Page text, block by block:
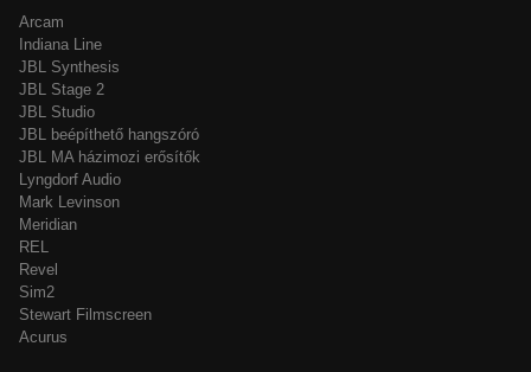
Arcam
Indiana Line
JBL Synthesis
JBL Stage 2
JBL Studio
JBL beépíthető hangszóró
JBL MA házimozi erősítők
Lyngdorf Audio
Mark Levinson
Meridian
REL
Revel
Sim2
Stewart Filmscreen
Acurus